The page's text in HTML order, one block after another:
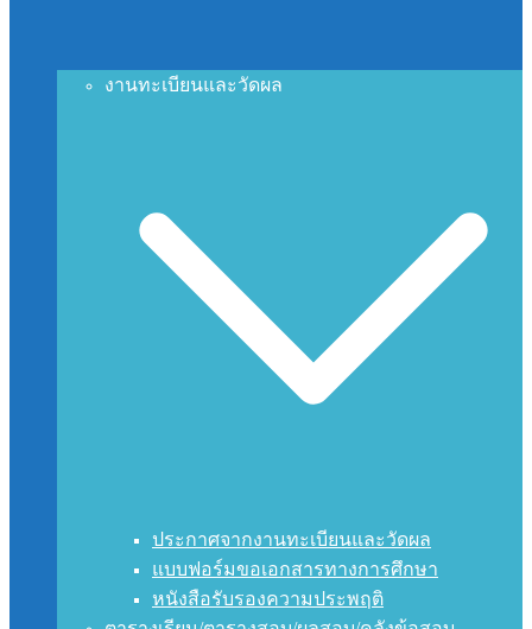
งานทะเบียนและวัดผล
ประกาศจากงานทะเบียนและวัดผล
แบบฟอร์มขอเอกสารทางการศึกษา
หนังสือรับรองความประพฤติ